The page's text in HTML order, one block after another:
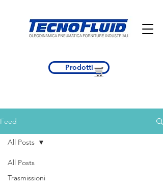
Prodotti
Feed
All Posts
Trasmissioni
All Posts